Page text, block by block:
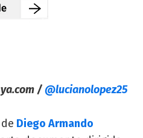
/@lucianolopez25
Diego Armando